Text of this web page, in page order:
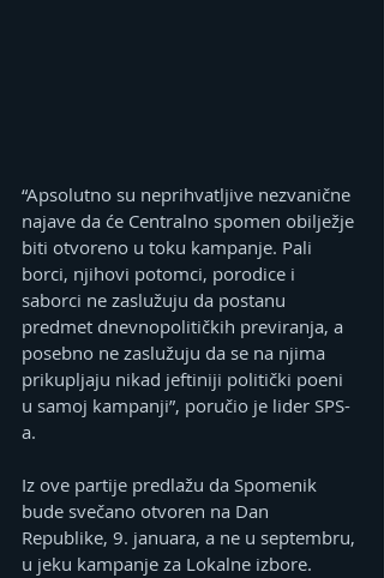
“Apsolutno su neprihvatljive nezvanične
najave da će Centralno spomen obilježje
biti otvoreno u toku kampanje. Pali
borci, njihovi potomci, porodice i
saborci ne zaslužuju da postanu
predmet dnevnopolitičkih previranja, a
posebno ne zaslužuju da se na njima
prikupljaju nikad jeftiniji politički poeni
u samoj kampanji”, poručio je lider SPS-
a.
Iz ove partije predlažu da Spomenik
bude svečano otvoren na Dan
Republike, 9. januara, a ne u septembru,
u jeku kampanje za Lokalne izbore.